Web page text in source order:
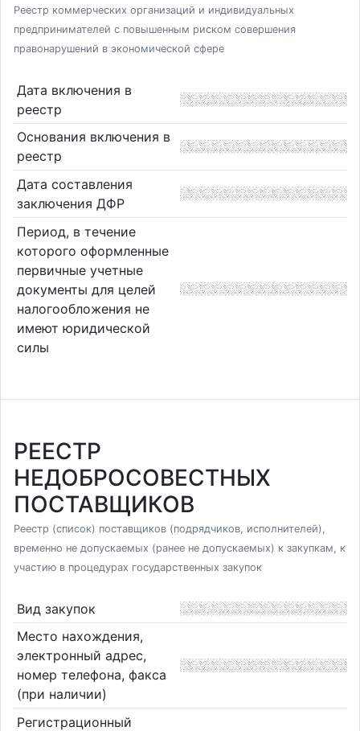
Реестр коммерческих организаций и индивидуальных
предпринимателей с повышенным риском совершения
правонарушений в экономической сфере
Дата включения в
реестр
Основания включения в
реестр
Дата составления
заключения ДФР
Период, в течение
которого оформленные
первичные учетные
документы для целей
налогообложения не
имеют юридической
силы
РЕЕСТР
НЕДОБРОСОВЕСТНЫХ
ПОСТАВЩИКОВ
Реестр (список) поставщиков (подрядчиков, исполнителей),
временно не допускаемых (ранее не допускаемых) к закупкам, к
участию в процедурах государственных закупок
Вид закупок
Место нахождения,
электронный адрес,
номер телефона, факса
(при наличии)
Регистрационный